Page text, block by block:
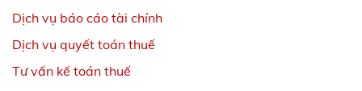
Dịch vụ báo cáo tài chính
Dịch vụ quyết toán thuế
Tư vấn kế toán thuế